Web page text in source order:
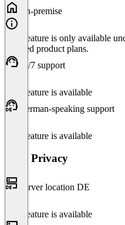
On-premise
This feature is only available
selected product plans.
24/7 support
This feature is available
German-speaking support
This feature is available
Data Privacy
Server location DE
This feature is available